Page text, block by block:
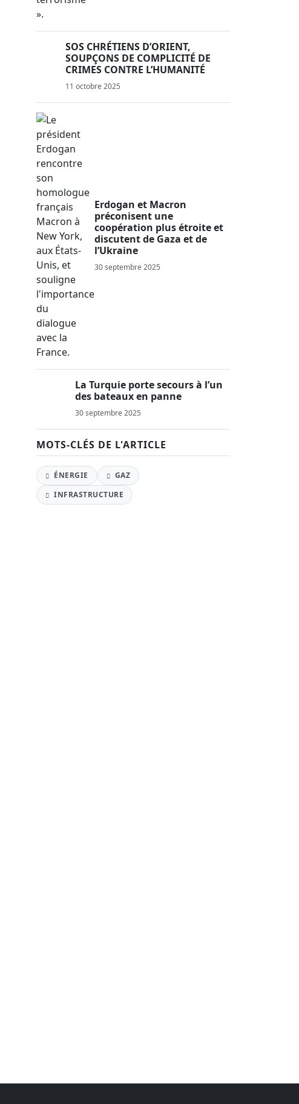
SOS CHRÉTIENS D’ORIENT,
SOUPÇONS DE COMPLICITÉ DE
CRIMES CONTRE L’HUMANITÉ
11 octobre 2025
Erdogan et Macron
préconisent une
coopération plus étroite et
discutent de Gaza et de
l’Ukraine
30 septembre 2025
La Turquie porte secours à l’un
des bateaux en panne
30 septembre 2025
MOTS-CLÉS DE L'ARTICLE
ÉNERGIE
GAZ
INFRASTRUCTURE